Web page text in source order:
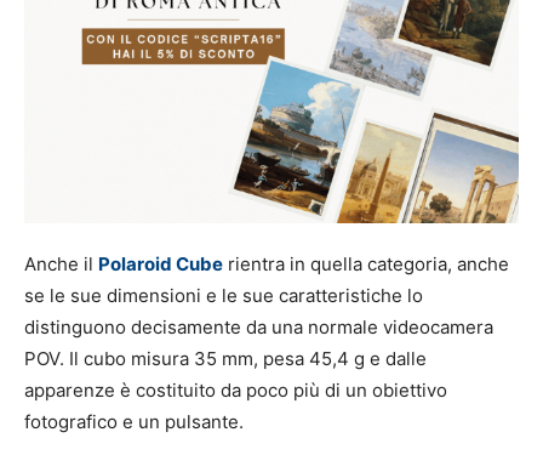
Anche il Polaroid Cube rientra in quella categoria, anche
se le sue dimensioni e le sue caratteristiche lo
distinguono decisamente da una normale videocamera
POV. Il cubo misura 35 mm, pesa 45,4 g e dalle
apparenze è costituito da poco più di un obiettivo
fotografico e un pulsante.